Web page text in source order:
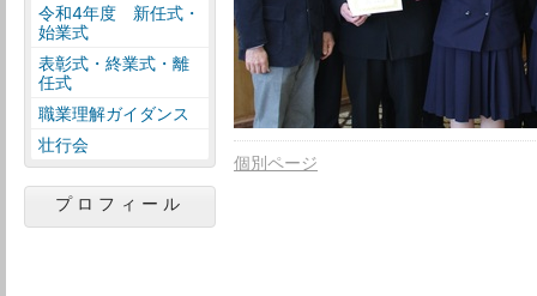
個別ページ
令和4年度 新任式・
始業式
表彰式・終業式・離
任式
職業理解ガイダンス
壮行会
プロフィール